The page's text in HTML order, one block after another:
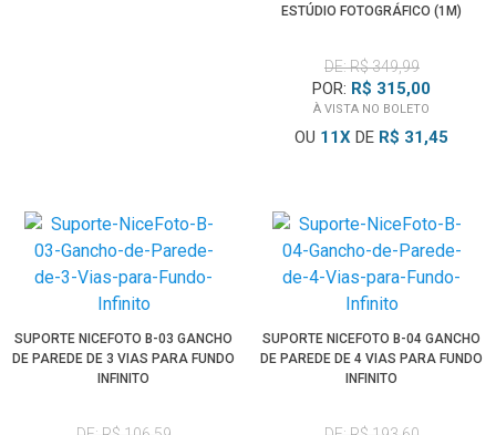
ESTÚDIO FOTOGRÁFICO (1M)
DE: R$ 349,99
POR: R$ 315,00
À VISTA NO BOLETO
OU 11X DE R$ 31,45
SUPORTE NICEFOTO B-03 GANCHO
DE PAREDE DE 3 VIAS PARA FUNDO
INFINITO
SUPORTE NICEFOTO B-04 GANCHO
DE PAREDE DE 4 VIAS PARA FUNDO
INFINITO